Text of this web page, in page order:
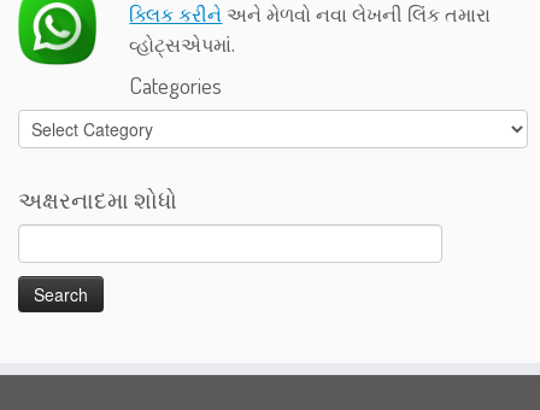
ક્લિક કરીને અને મેળવો નવા લેખની લિંક તમારા
વ્હોટ્સએપમાં.
Categories
Categories
અક્ષરનાદમા શોધો